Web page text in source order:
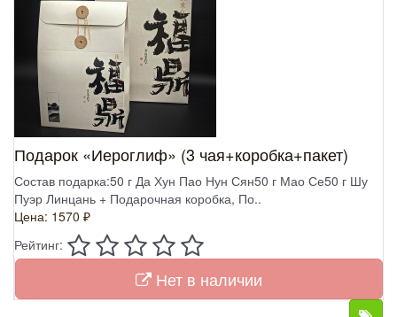
Подарок «Иероглиф» (3 чая+коробка+пакет)
Состав подарка:50 г Да Хун Пао Нун Сян50 г Мао Се50 г Шу
Пуэр Линцань + Подарочная коробка, По..
Цена: 1570 ₽
Рейтинг:
Нет в наличии